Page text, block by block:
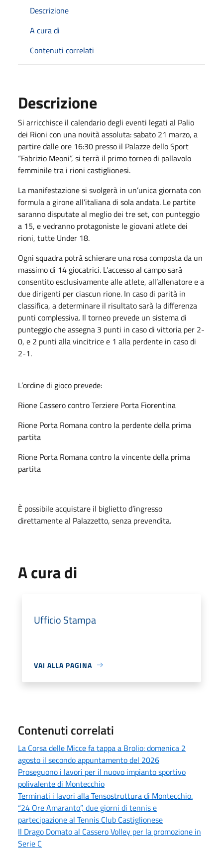
Descrizione
A cura di
Contenuti correlati
Descrizione
Si arricchisce il calendario degli eventi legati al Palio
dei Rioni con una novità assoluta: sabato 21 marzo, a
partire dalle ore 16:30 presso il Palazze dello Sport
“Fabrizio Meoni”, si terrà il primo torneo di pallavolo
femminile tra i rioni castiglionesi.
La manifestazione si svolgerà in un’unica giornata con
formula a girone all’italiana di sola andata. Le partite
saranno disputate al meglio dei tre set, con punteggio
a 15, e vedranno protagoniste le giovani atlete dei
rioni, tutte Under 18.
Ogni squadra potrà schierare una rosa composta da un
massimo di 14 giocatrici. L’accesso al campo sarà
consentito esclusivamente alle atlete, all’allenatore e a
due dirigenti per ciascun rione. In caso di parità in
classifica, a determinare il risultato sarà la differenza
punti complessiva. Il torneo prevede un sistema di
punteggio che assegna 3 punti in caso di vittoria per 2-
0, e 2 punti alla vincitrice e 1 alla perdente in caso di
2-1.
L’ordine di gioco prevede:
Rione Cassero contro Terziere Porta Fiorentina
Rione Porta Romana contro la perdente della prima
partita
Rione Porta Romana contro la vincente della prima
partita
È possibile acquistare il biglietto d’ingresso
direttamente al Palazzetto, senza prevendita.
A cura di
Ufficio Stampa
VAI ALLA PAGINA
Contenuti correlati
La Corsa delle Micce fa tappa a Brolio: domenica 2
agosto il secondo appuntamento del 2026
Proseguono i lavori per il nuovo impianto sportivo
polivalente di Montecchio
Terminati i lavori alla Tensostruttura di Montecchio.
“24 Ore Amaranto”, due giorni di tennis e
partecipazione al Tennis Club Castiglionese
Il Drago Domato al Cassero Volley per la promozione in
Serie C